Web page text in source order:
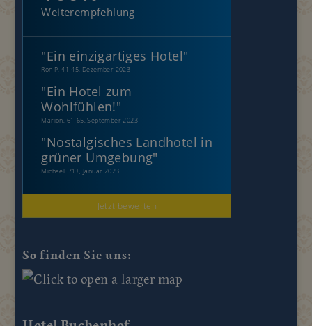
Weiterempfehlung
"Ein einzigartiges Hotel"
Ron P, 41-45, Dezember 2023
"Ein Hotel zum
Wohlfühlen!"
Marion, 61-65, September 2023
"Nostalgisches Landhotel in
grüner Umgebung"
Michael, 71+, Januar 2023
Jetzt bewerten
So finden Sie uns: